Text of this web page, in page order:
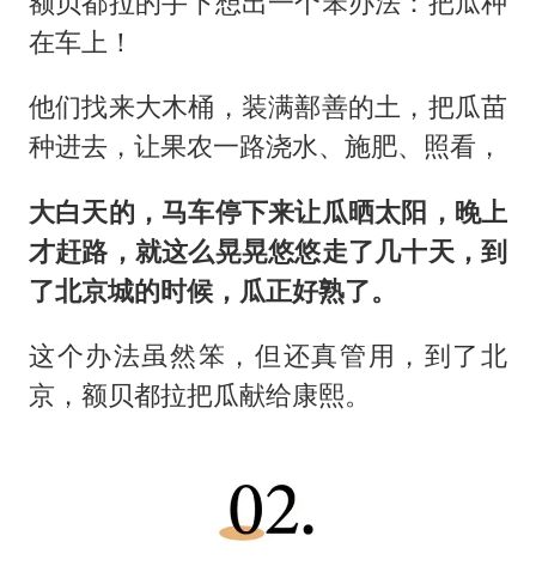
在车上！
他们找来大木桶，装满鄯善的土，把瓜苗
种进去，让果农一路浇水、施肥、照看，
大白天的，马车停下来让瓜晒太阳，晚上
才赶路，就这么晃晃悠悠走了几十天，到
了北京城的时候，瓜正好熟了。
这个办法虽然笨，但还真管用，到了北
京，额贝都拉把瓜献给康熙。